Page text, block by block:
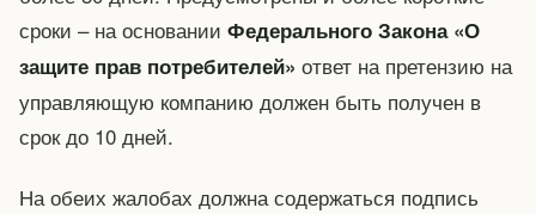
сроки – на основании Федерального Закона «О
защите прав потребителей» ответ на претензию на
управляющую компанию должен быть получен в
срок до 10 дней.
На обеих жалобах должна содержаться подпись